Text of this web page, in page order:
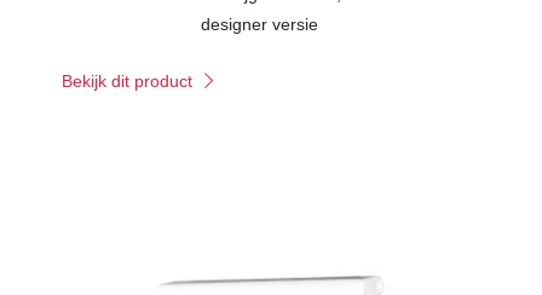
designer versie
Bekijk dit product